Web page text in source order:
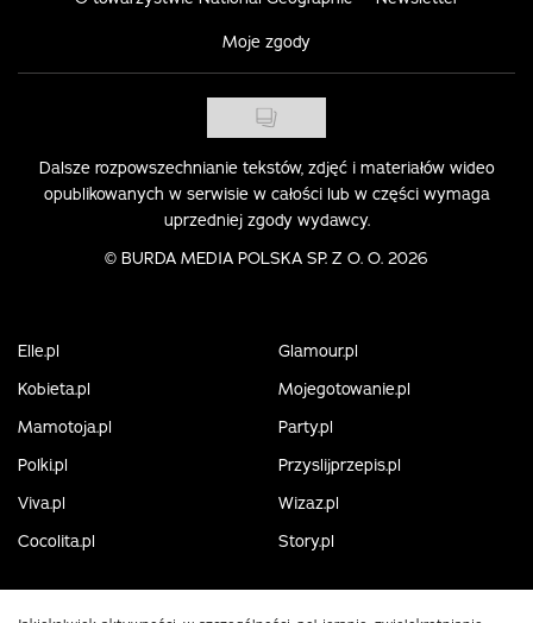
Moje zgody
Dalsze rozpowszechnianie tekstów, zdjęć i materiałów wideo
opublikowanych w serwisie w całości lub w części wymaga
uprzedniej zgody wydawcy.
© BURDA MEDIA POLSKA SP. Z O. O. 2026
Elle.pl
Glamour.pl
Kobieta.pl
Mojegotowanie.pl
Mamotoja.pl
Party.pl
Polki.pl
Przyslijprzepis.pl
Viva.pl
Wizaz.pl
Cocolita.pl
Story.pl